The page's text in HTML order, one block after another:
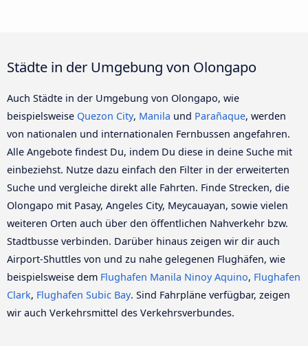
Städte in der Umgebung von Olongapo
Auch Städte in der Umgebung von Olongapo, wie
beispielsweise Quezon City, Manila und Parañaque, werden
von nationalen und internationalen Fernbussen angefahren.
Alle Angebote findest Du, indem Du diese in deine Suche mit
einbeziehst. Nutze dazu einfach den Filter in der erweiterten
Suche und vergleiche direkt alle Fahrten. Finde Strecken, die
Olongapo mit Pasay, Angeles City, Meycauayan, sowie vielen
weiteren Orten auch über den öffentlichen Nahverkehr bzw.
Stadtbusse verbinden. Darüber hinaus zeigen wir dir auch
Airport-Shuttles von und zu nahe gelegenen Flughäfen, wie
beispielsweise dem Flughafen Manila Ninoy Aquino, Flughafen
Clark, Flughafen Subic Bay. Sind Fahrpläne verfügbar, zeigen
wir auch Verkehrsmittel des Verkehrsverbundes.